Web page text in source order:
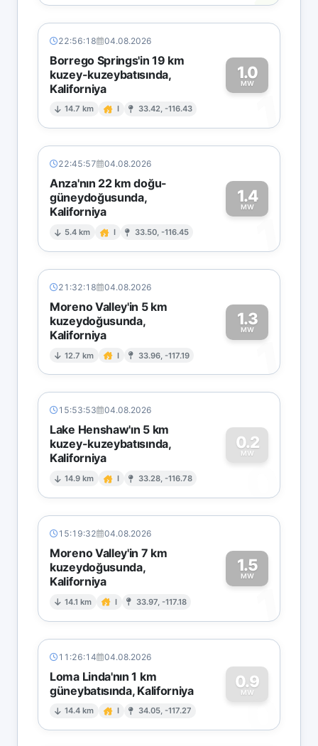
22:56:18 04.08.2026
Borrego Springs'in 19 km
kuzey-kuzeybatısında,
Kaliforniya
14.7 km I 33.42, -116.43
1.0
MW
1
22:45:57 04.08.2026
Anza'nın 22 km doğu-
güneydoğusunda,
Kaliforniya
5.4 km I 33.50, -116.45
1.4
MW
1
21:32:18 04.08.2026
Moreno Valley'in 5 km
kuzeydoğusunda,
Kaliforniya
12.7 km I 33.96, -117.19
1.3
MW
1
15:53:53 04.08.2026
Lake Henshaw'ın 5 km
kuzey-kuzeybatısında,
Kaliforniya
14.9 km I 33.28, -116.78
0.2
MW
0
15:19:32 04.08.2026
Moreno Valley'in 7 km
kuzeydoğusunda,
Kaliforniya
14.1 km I 33.97, -117.18
1.5
MW
1
11:26:14 04.08.2026
Loma Linda'nın 1 km
güneybatısında, Kaliforniya
14.4 km I 34.05, -117.27
0.9
MW
0